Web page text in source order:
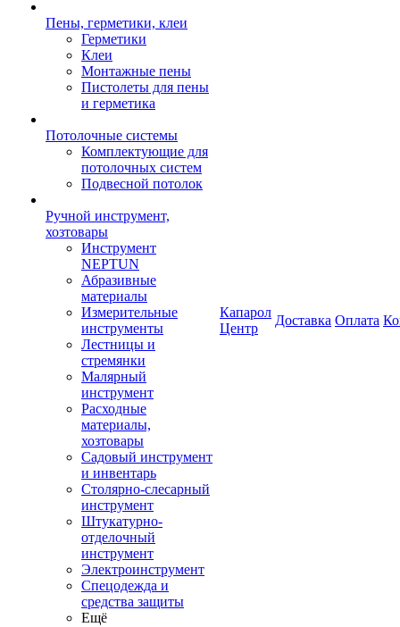
Пены, герметики, клеи
Герметики
Клеи
Монтажные пены
Пистолеты для пены
и герметика
Потолочные системы
Комплектующие для
потолочных систем
Подвесной потолок
Ручной инструмент,
хозтовары
Инструмент
NEPTUN
Абразивные
материалы
Измерительные
инструменты
Лестницы и
стремянки
Малярный
инструмент
Расходные
материалы,
хозтовары
Садовый инструмент
и инвентарь
Столярно-слесарный
инструмент
Штукатурно-
отделочный
инструмент
Электроинструмент
Спецодежда и
средства защиты
Ещё
Капарол
Центр
Доставка Оплата